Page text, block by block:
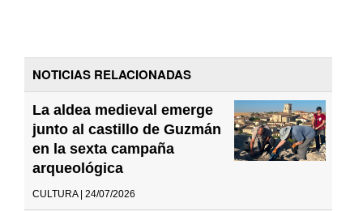
NOTICIAS RELACIONADAS
La aldea medieval emerge
junto al castillo de Guzmán
en la sexta campaña
arqueológica
CULTURA | 24/07/2026